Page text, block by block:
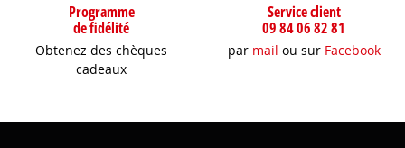
Programme
de fidélité
Obtenez des chèques
cadeaux
Service client
09 84 06 82 81
par mail ou sur Facebook